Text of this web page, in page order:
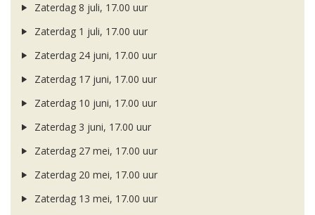
Zaterdag 8 juli, 17.00 uur
Zaterdag 1 juli, 17.00 uur
Zaterdag 24 juni, 17.00 uur
Zaterdag 17 juni, 17.00 uur
Zaterdag 10 juni, 17.00 uur
Zaterdag 3 juni, 17.00 uur
Zaterdag 27 mei, 17.00 uur
Zaterdag 20 mei, 17.00 uur
Zaterdag 13 mei, 17.00 uur